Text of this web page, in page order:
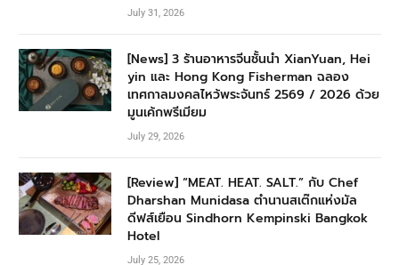
July 31, 2026
[News] 3 ร้านอาหารจีนชั้นนำ XianYuan, Hei
yin และ Hong Kong Fisherman ฉลอง
เทศกาลมงคลไหว้พระจันทร์ 2569 / 2026 ด้วย
มูนเค้กพรีเมียม
July 29, 2026
[Review] “MEAT. HEAT. SALT.” กับ Chef
Dharshan Munidasa ตำนานสเต๊กแห่งมัล
ดีฟส์เยือน Sindhorn Kempinski Bangkok
Hotel
July 25, 2026